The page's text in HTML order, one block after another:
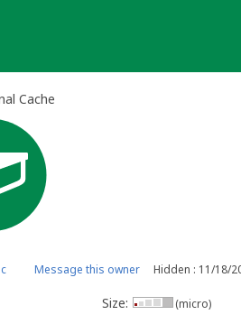
Cache
Message this owner Hidden : 11/18/
Size: (micro)